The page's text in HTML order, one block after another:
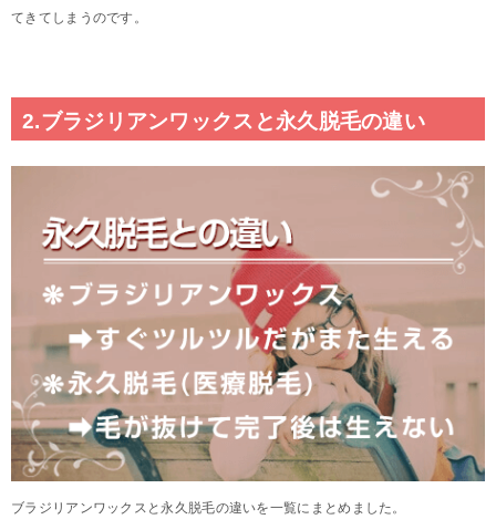
てきてしまうのです。
2.ブラジリアンワックスと永久脱毛の違い
ブラジリアンワックスと永久脱毛の違いを一覧にまとめました。